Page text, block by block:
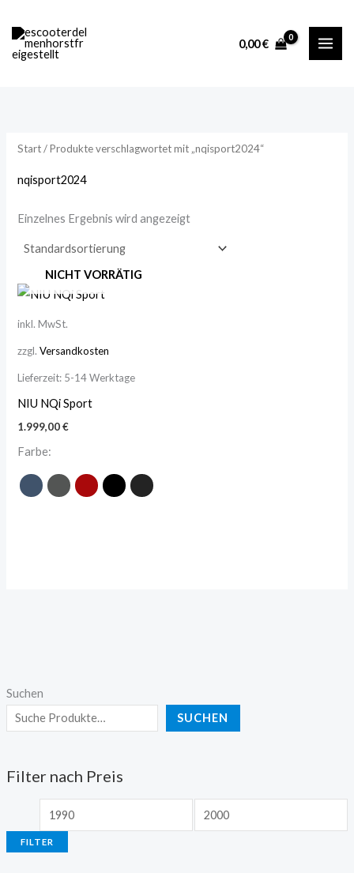
Inhalt
springen
0,00€
Suchen
SUCHEN
Filter nach Preis
i
n
e
i
e
FILTER
Start/ Produkte verschlagwortet mit „nqisport2024“
nqisport2024
Einzelnes Ergebnis wird angezeigt
NICHT VORRÄTIG
inkl. MwSt.
zzgl.Versandkosten
Lieferzeit: 5-14 Werktage
NIU NQi Sport
1.999,00€
Farbe: